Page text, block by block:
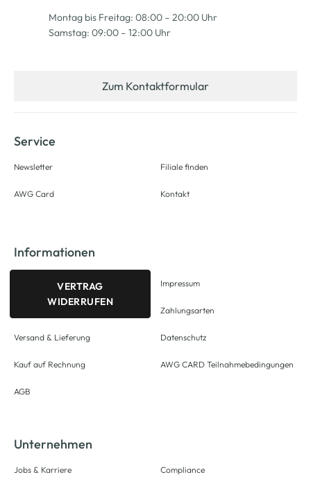
Montag bis Freitag: 08:00 – 20:00 Uhr
Samstag: 09:00 – 12:00 Uhr
Zum Kontaktformular
Service
Newsletter
AWG Card
Filiale finden
Kontakt
Informationen
VERTRAG
WIDERRUFEN
Versand & Lieferung
Kauf auf Rechnung
AGB
Impressum
Zahlungsarten
Datenschutz
AWG CARD Teilnahmebedingungen
Unternehmen
Jobs & Karriere Compliance